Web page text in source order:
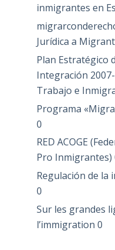
inmigrantes en
Jurídica a
Plan Estratégico
Integración
Trabajo e
Programa
0
RED ACOGE
Pro Inmigrantes)
Regulación de la
0
Sur les grandes
l’immigration 0